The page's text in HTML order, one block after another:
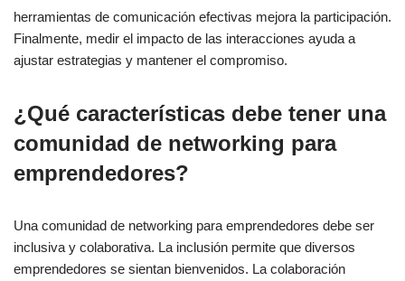
herramientas de comunicación efectivas mejora la participación.
Finalmente, medir el impacto de las interacciones ayuda a
ajustar estrategias y mantener el compromiso.
¿Qué características debe tener una
comunidad de networking para
emprendedores?
Una comunidad de networking para emprendedores debe ser
inclusiva y colaborativa. La inclusión permite que diversos
emprendedores se sientan bienvenidos. La colaboración